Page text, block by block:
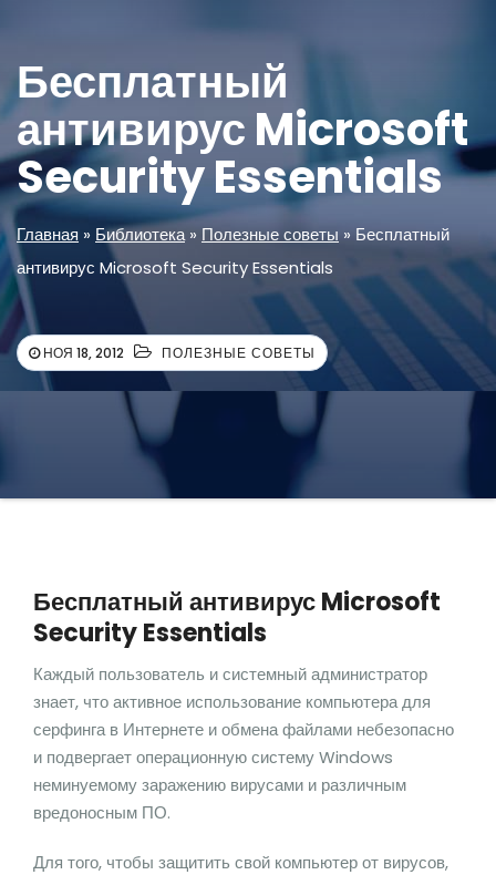
Бесплатный
антивирус Microsoft
Security Essentials
Главная » Библиотека» Полезные советы » Бесплатный
антивирус Microsoft Security Essentials
НОЯ 18, 2012 ПОЛЕЗНЫЕ СОВЕТЫ
Бесплатный антивирус Microsoft
Security Essentials
Каждый пользователь и системный администратор
знает, что активное использование компьютера для
серфинга в Интернете и обмена файлами небезопасно
и подвергает операционную систему Windows
неминуемому заражению вирусами и различным
вредоносным ПО.
Для того, чтобы защитить свой компьютер от вирусов,